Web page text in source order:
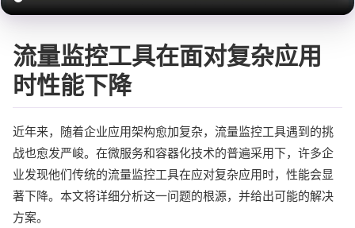
流量监控工具在面对复杂应用
时性能下降
近年来，随着企业应用架构愈加复杂，流量监控工具遇到的挑
战也愈发严峻。在微服务和容器化技术的普遍采用下，许多企
业发现他们传统的流量监控工具在应对复杂应用时，性能会显
著下降。本文将详细分析这一问题的根源，并给出可能的解决
方案。